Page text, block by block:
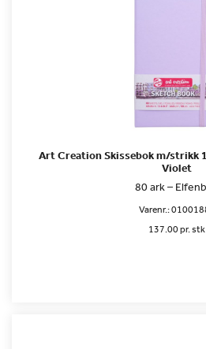
Art Creation Skissebok m/strikk
Violet
80 ark –
Varenr.:
137.00 pr. stk